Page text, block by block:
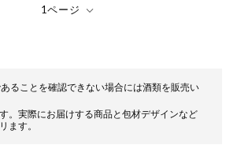
ることを確認できない場合には酒類を販売い
。実際にお届けする商品と包材デザインなど
ます。